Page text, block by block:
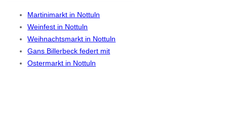
Martinimarkt in Nottuln
Weinfest in Nottuln
Weihnachtsmarkt in Nottuln
Gans Billerbeck federt mit
Ostermarkt in Nottuln